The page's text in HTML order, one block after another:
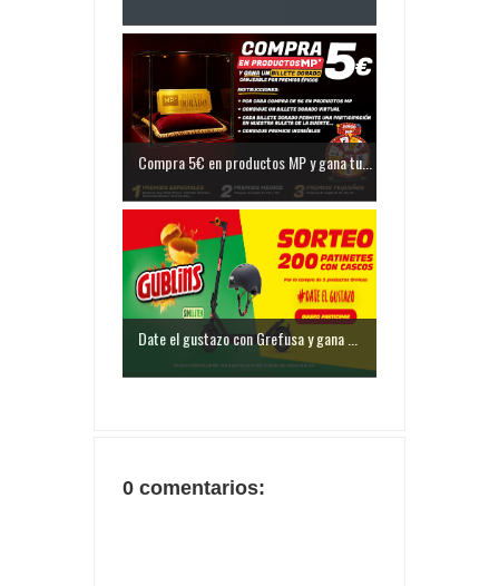
Compra 5€ en productos MP y gana tu...
Date el gustazo con Grefusa y gana ...
0 comentarios: